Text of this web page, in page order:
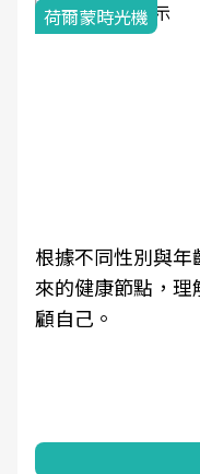
荷爾蒙時光機
根據不同性別與
來的健康節點，
顧自己。